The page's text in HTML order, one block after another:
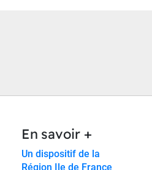
En savoir +
Un dispositif de la
Région Ile de France